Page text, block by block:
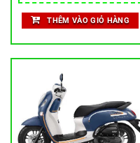
THÊM VÀO GIỎ HÀNG